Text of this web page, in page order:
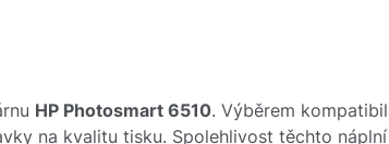
HP Photosmart 6510. Výběrem
na kvalitu tisku. Spolehlivost těchto